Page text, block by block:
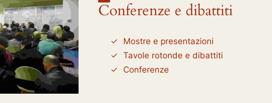
Conferenze e dibattiti
Mostre e presentazioni
Tavole rotonde e dibattiti
Conferenze